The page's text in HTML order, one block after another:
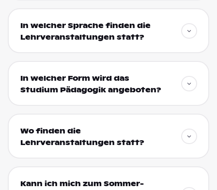
In welcher Sprache finden die
Lehrveranstaltungen statt?
In welcher Form wird das
Studium Pädagogik angeboten?
Wo finden die
Lehrveranstaltungen statt?
Kann ich mich zum Sommer-